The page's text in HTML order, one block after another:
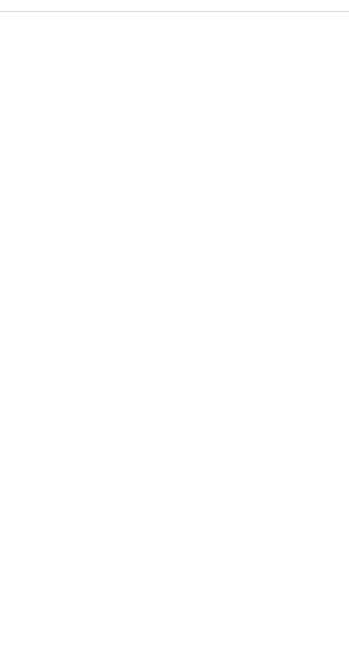
team, or throwing the kind of